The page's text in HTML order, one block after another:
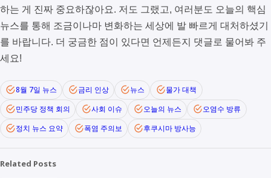
하는 게 진짜 중요하잖아요. 저도 그랬고, 여러분도 오늘의 핵심
뉴스를 통해 조금이나마 변화하는 세상에 발 빠르게 대처하셨기
를 바랍니다. 더 궁금한 점이 있다면 언제든지 댓글로 물어봐 주
세요!
8월 7일 뉴스 금리 인상 뉴스
물가 대책
민주당 정책 회의
사회 이슈 오늘의 뉴스
오염수 방류
정치 뉴스 요약
폭염 주의보 후쿠시마 방사능
Related Posts